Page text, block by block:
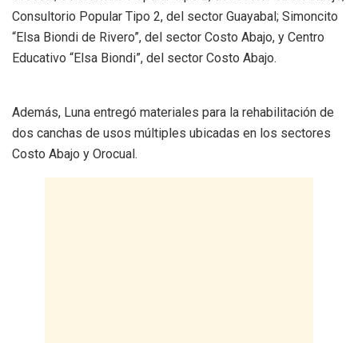
Consultorio Popular Tipo 2, del sector Guayabal; Simoncito
“Elsa Biondi de Rivero”, del sector Costo Abajo, y Centro
Educativo “Elsa Biondi”, del sector Costo Abajo.
Además, Luna entregó materiales para la rehabilitación de
dos canchas de usos múltiples ubicadas en los sectores
Costo Abajo y Orocual.